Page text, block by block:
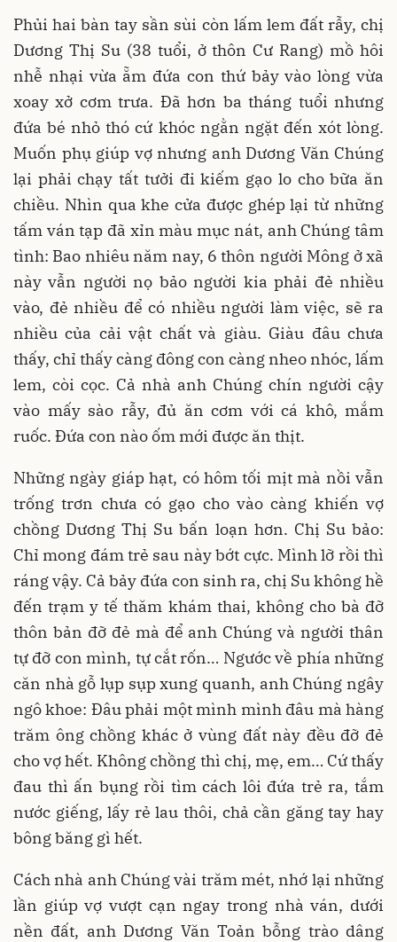
Phủi hai bàn tay sần sùi còn lấm lem đất rẫy, chị
Dương Thị Su (38 tuổi, ở thôn Cư Rang) mồ hôi
nhễ nhại vừa ẵm đứa con thứ bảy vào lòng vừa
xoay xở cơm trưa. Đã hơn ba tháng tuổi nhưng
đứa bé nhỏ thó cứ khóc ngằn ngặt đến xót lòng.
Muốn phụ giúp vợ nhưng anh Dương Văn Chúng
lại phải chạy tất tưởi đi kiếm gạo lo cho bữa ăn
chiều. Nhìn qua khe cửa được ghép lại từ những
tấm ván tạp đã xỉn màu mục nát, anh Chúng tâm
tình: Bao nhiêu năm nay, 6 thôn người Mông ở xã
này vẫn người nọ bảo người kia phải đẻ nhiều
vào, đẻ nhiều để có nhiều người làm việc, sẽ ra
nhiều của cải vật chất và giàu. Giàu đâu chưa
thấy, chỉ thấy càng đông con càng nheo nhóc, lấm
lem, còi cọc. Cả nhà anh Chúng chín người cậy
vào mấy sào rẫy, đủ ăn cơm với cá khô, mắm
ruốc. Đứa con nào ốm mới được ăn thịt.
Những ngày giáp hạt, có hôm tối mịt mà nồi vẫn
trống trơn chưa có gạo cho vào càng khiến vợ
chồng Dương Thị Su bấn loạn hơn. Chị Su bảo:
Chỉ mong đám trẻ sau này bớt cực. Mình lỡ rồi thì
ráng vậy. Cả bảy đứa con sinh ra, chị Su không hề
đến trạm y tế thăm khám thai, không cho bà đỡ
thôn bản đỡ đẻ mà để anh Chúng và người thân
tự đỡ con mình, tự cắt rốn… Ngước về phía những
căn nhà gỗ lụp sụp xung quanh, anh Chúng ngây
ngô khoe: Đâu phải một mình mình đâu mà hàng
trăm ông chồng khác ở vùng đất này đều đỡ đẻ
cho vợ hết. Không chồng thì chị, mẹ, em… Cứ thấy
đau thì ấn bụng rồi tìm cách lôi đứa trẻ ra, tắm
nước giếng, lấy rẻ lau thôi, chả cần găng tay hay
bông băng gì hết.
Cách nhà anh Chúng vài trăm mét, nhớ lại những
lần giúp vợ vượt cạn ngay trong nhà ván, dưới
nền đất, anh Dương Văn Toản bỗng trào dâng